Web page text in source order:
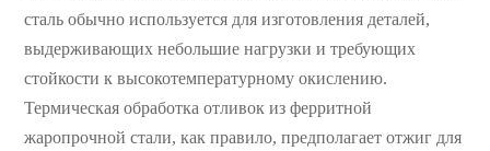
сталь обычно используется для изготовления деталей,
выдерживающих небольшие нагрузки и требующих
стойкости к высокотемпературному окислению.
Термическая обработка отливок из ферритной
жаропрочной стали, как правило, предполагает отжиг для